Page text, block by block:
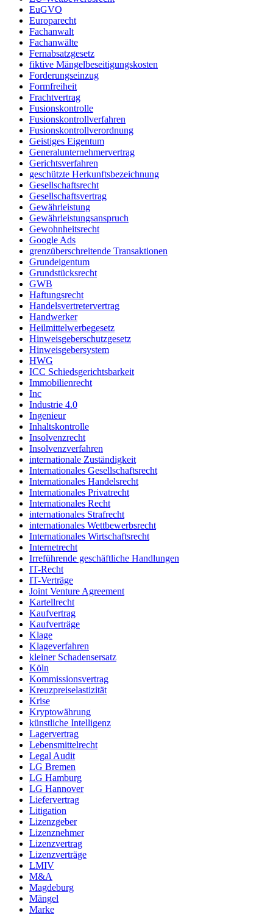
EuGVO
Europarecht
Fachanwalt
Fachanwälte
Fernabsatzgesetz
fiktive Mängelbeseitigungskosten
Forderungseinzug
Formfreiheit
Frachtvertrag
Fusionskontrolle
Fusionskontrollverfahren
Fusionskontrollverordnung
Geistiges Eigentum
Generalunternehmervertrag
Gerichtsverfahren
geschützte Herkunftsbezeichnung
Gesellschaftsrecht
Gesellschaftsvertrag
Gewährleistung
Gewährleistungsanspruch
Gewohnheitsrecht
Google Ads
grenzüberschreitende Transaktionen
Grundeigentum
Grundstücksrecht
GWB
Haftungsrecht
Handelsvertretervertrag
Handwerker
Heilmittelwerbegesetz
Hinweisgeberschutzgesetz
Hinweisgebersystem
HWG
ICC Schiedsgerichtsbarkeit
Immobilienrecht
Inc
Industrie 4.0
Ingenieur
Inhaltskontrolle
Insolvenzrecht
Insolvenzverfahren
internationale Zuständigkeit
Internationales Gesellschaftsrecht
Internationales Handelsrecht
Internationales Privatrecht
Internationales Recht
internationales Strafrecht
internationales Wettbewerbsrecht
Internationales Wirtschaftsrecht
Internetrecht
Irreführende geschäftliche Handlungen
IT-Recht
IT-Verträge
Joint Venture Agreement
Kartellrecht
Kaufvertrag
Kaufverträge
Klage
Klageverfahren
kleiner Schadensersatz
Köln
Kommissionsvertrag
Kreuzpreiselastizität
Krise
Kryptowährung
künstliche Intelligenz
Lagervertrag
Lebensmittelrecht
Legal Audit
LG Bremen
LG Hamburg
LG Hannover
Liefervertrag
Litigation
Lizenzgeber
Lizenznehmer
Lizenzvertrag
Lizenzverträge
LMIV
M&A
Magdeburg
Mängel
Marke